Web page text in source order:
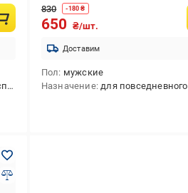
830 -180 ₴
650 ₴/шт.
Доставим
Пол мужские
Назначение для повседневного